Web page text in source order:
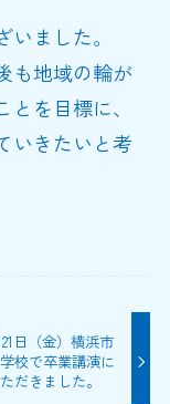
ました。
も地域の輪が
を目標に、
いきたいと考
21日（金）横浜市
校で卒業講演に
だきました。